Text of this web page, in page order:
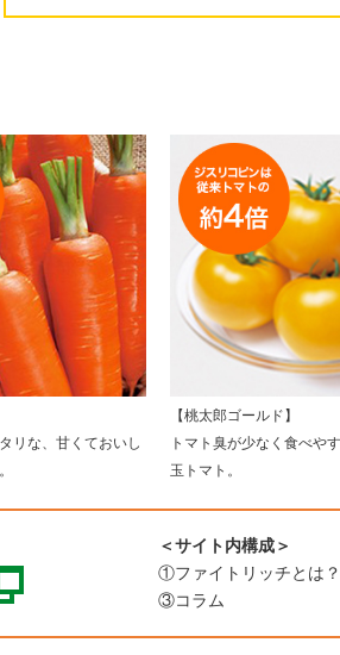
リな、甘くておいし
【桃太郎ゴールド】
トマト臭が少なく食べや
玉トマト。
＜サイト内構成＞
①ファイトリッチとは？
③コラム